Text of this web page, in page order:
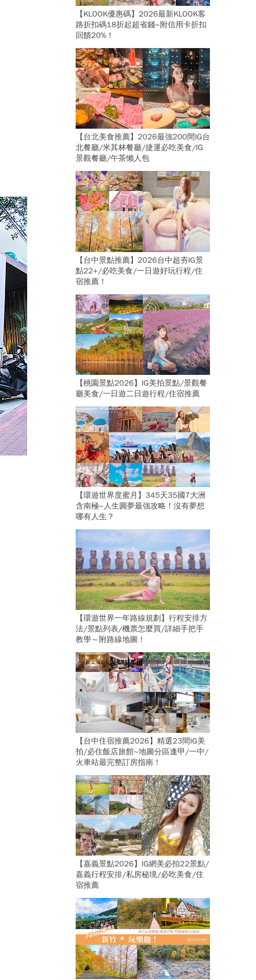
【KLOOK優惠碼】2026最新KLOOK客
路折扣碼18折起超省錢~附信用卡折扣
回饋20%！
【台北美食推薦】2026最強200間IG台
北餐廳/米其林餐廳/捷運必吃美食/IG
景觀餐廳/午茶懶人包
【台中景點推薦】2026台中超夯IG景
點22+/必吃美食/一日遊好玩行程/住
宿推薦！
【桃園景點2026】IG美拍景點/景觀餐
廳美食/一日遊二日遊行程/住宿推薦
【環遊世界度蜜月】345天35國7大洲
含南極~人生圓夢最強攻略！沒有夢想
哪有人生？
【環遊世界一年路線規劃】行程安排方
法/景點列表/機票怎麼買/詳細手把手
教學～附路線地圖！
【台中住宿推薦2026】精選23間IG美
拍/必住飯店旅館~地圖分區逢甲/一中/
火車站最完整訂房指南！
【嘉義景點2026】IG網美必拍22景點/
嘉義行程安排/私房秘境/必吃美食/住
宿推薦